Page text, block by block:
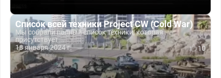
Список всей техники Project CW (Cold War)
Мы собрали полный список техники, которая
присутствует...
18 января 2024 г.
10